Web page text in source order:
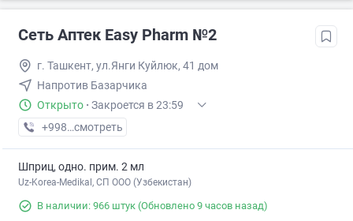
Сеть Аптек Easy Pharm №2
г. Ташкент, ул.Янги Куйлюк, 41 дом
Напротив Базарчика
Открыто · Закроется в 23:59
+998 (97) XXX-XX-XX
смотреть
Шприц, одно. прим. 2 мл
Uz-Korea-Medikal, СП ООО (Узбекистан)
В наличии: 966 штук (Обновлено 9 часов назад)